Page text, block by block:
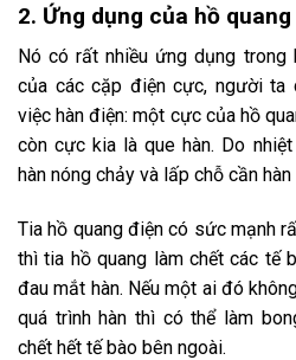
2. Ứng dụng của hồ
Nó có rất nhiều ứng dụng
của các cặp điện cực, người ta
việc hàn điện: một cực của hồ
còn cực kia là que hàn. Do
hàn nóng chảy và lấp chỗ cần
Tiahồ quang điệncó sức mạnh
thì tia hồ quang làm chết các tế
đau mắt hàn. Nếu một ai đó
quá trình hàn thì có thể làm
chết hết tế bào bên ngoài.